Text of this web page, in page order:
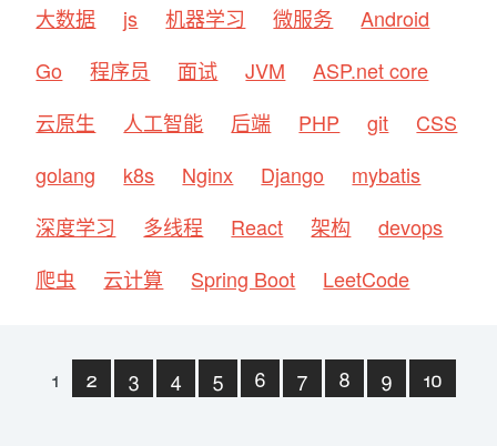
大数据
js 机器学习 微服务
Android
Go
程序员 面试 JVM
ASP.net core
云原生
人工智能 后端 PHP git
CSS
golang
k8s Nginx Django
mybatis
深度学习
多线程 React 架构
devops
爬虫
云计算 Spring Boot LeetCode
1 2 3 4 5 6 7 8 9
10